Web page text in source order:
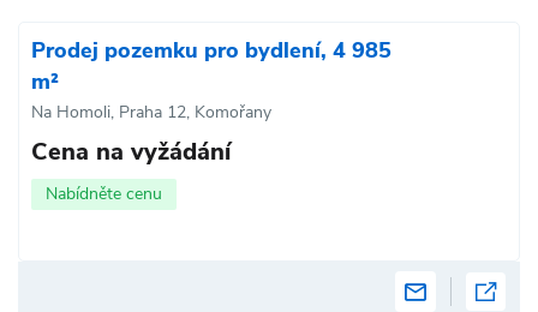
Prodej pozemku pro bydlení, 4 985
m²
Na Homoli, Praha 12, Komořany
Cena na vyžádání
Nabídněte cenu